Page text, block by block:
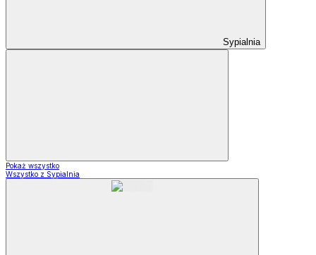
Sypialnia
Pokaż wszystko
Wszystko z Sypialnia